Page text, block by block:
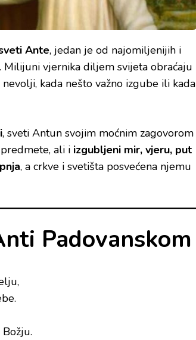
Ante, jedan je od najomiljenijih i
Milijuni vjernika diljem svijeta obraćaju
kada nešto važno izgube ili kada
, sveti Antun svojim moćnim zagovorom
ali i izgubljeni mir, vjeru, put
, a crkve i svetišta posvećena njemu
Padovanskom